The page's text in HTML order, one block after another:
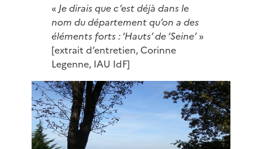
« Je dirais que c’est déjà dans le
nom du département qu’on a des
éléments forts : ‘Hauts’ de ‘Seine’»
[extrait d’entretien, Corinne
Legenne, IAU IdF]